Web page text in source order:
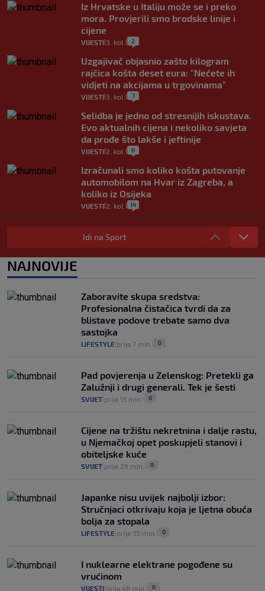
Iz Hrvatske u Italiju može se i preko
mora. Provjerili smo brodske linije i
cijene
VIJESTI 3. kol. 2
Uzgajivač objasnio zašto kilogram
rajčica košta deset eura: "Nećete ih
vidjeti na akcijama u trgovinama"
VIJESTI 3. kol. 7
Selidba je jedno od stresnijih iskustava.
Evo aktualnih cijena i nekoliko savjeta
da prođe što lakše i jeftinije
VIJESTI 2. kol. 0
Izračunali smo koliko košta putovanje
automobilom na Hvar iz Zagreba, a
koliko iz Osijeka
VIJESTI 2. kol. 14
"Kći je otišla na more, a zaboravila
zdravstvenu iskaznicu". Kakva su prava
pacijenata izvan mjesta prebivališta?
1
Plenković na 15 dana ukine mjere: "Ne bi
se dogodilo ništa. Vlada se zaljubila u te
intervencije"
30. srp. 25
Idi na Sport
NAJNOVIJE
Zaboravite skupa sredstva:
Profesionalna čistačica tvrdi da za
blistave podove trebate samo dva
sastojka
LIFESTYLE prije 7 min. 0
Pad povjerenja u Zelenskog: Pretekli ga
Zalužnji i drugi generali. Tek je šesti
SVIJET prije 15 min. 0
Cijene na tržištu nekretnina i dalje rastu,
u Njemačkoj opet poskupjeli stanovi i
obiteljske kuće
SVIJET prije 26 min. 0
Japanke nisu uvijek najbolji izbor:
Stručnjaci otkrivaju koja je ljetna obuća
bolja za stopala
LIFESTYLE prije 35 min. 0
I nuklearne elektrane pogođene su
vrućinom
VIJESTI prije 48 min. 0